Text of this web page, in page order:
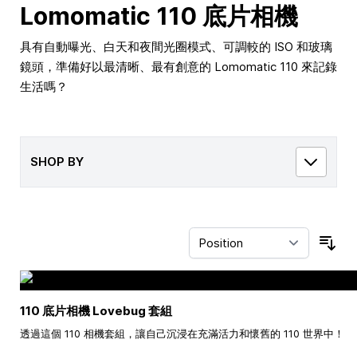
Lomomatic 110 底片相機
具有自動曝光、白天和夜間光圈模式、可調較的 ISO 和玻璃
鏡頭，準備好以最清晰、最有創意的 Lomomatic 110 來記錄
生活嗎？
SHOP BY
110 底片相機 Lovebug 套組
透過這個 110 相機套組，讓自己沉浸在充滿活力和懷舊的 110 世界中！